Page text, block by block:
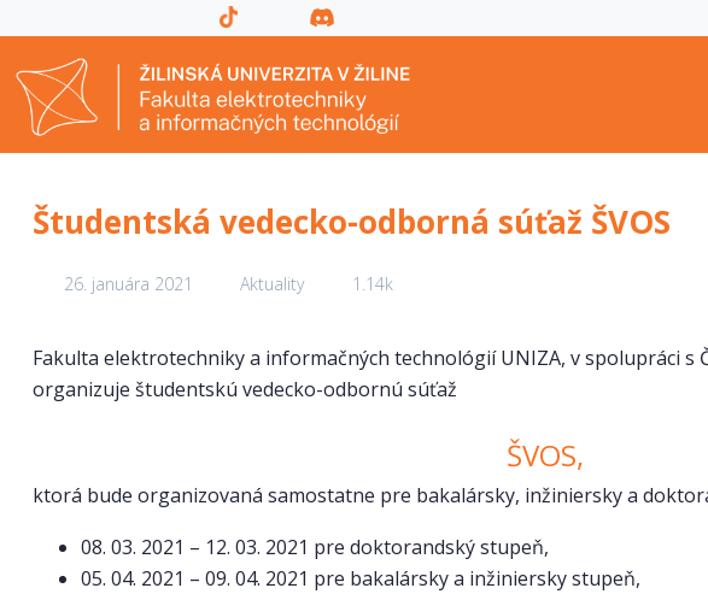
Študentská vedecko-odborná súťaž ŠVOS
26. januára 2021 Aktuality 1.14k
Fakulta elektrotechniky a informačných technológií UNIZA, v spolupráci s
organizuje študentskú vedecko-odbornú súťaž
ŠVOS,
ktorá bude organizovaná samostatne pre bakalársky, inžiniersky a
08. 03. 2021 – 12. 03. 2021 pre doktorandský stupeň,
05. 04. 2021 – 09. 04. 2021 pre bakalársky a inžiniersky stupeň,